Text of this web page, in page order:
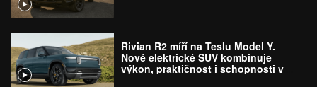
Rivian R2 míří na Teslu Model Y.
Nové elektrické SUV kombinuje
výkon, praktičnost i schopnosti v